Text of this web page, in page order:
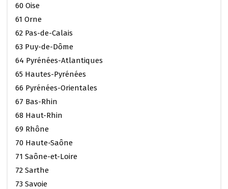
60 Oise
61 Orne
62 Pas-de-Calais
63 Puy-de-Dôme
64 Pyrénées-Atlantiques
65 Hautes-Pyrénées
66 Pyrénées-Orientales
67 Bas-Rhin
68 Haut-Rhin
69 Rhône
70 Haute-Saône
71 Saône-et-Loire
72 Sarthe
73 Savoie